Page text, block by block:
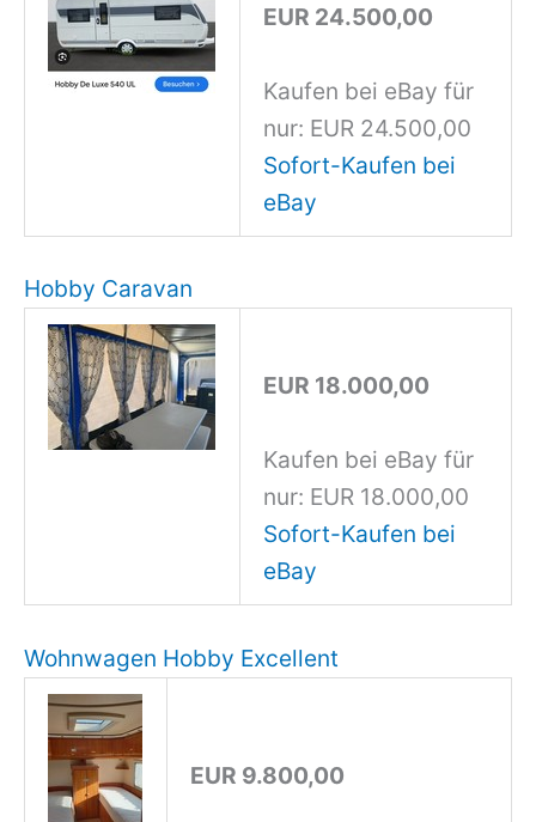
EUR 24.500,00
Kaufen bei eBay für
nur: EUR 24.500,00
Sofort-Kaufen bei
eBay
Hobby Caravan
EUR 18.000,00
Kaufen bei eBay für
nur: EUR 18.000,00
Sofort-Kaufen bei
eBay
Wohnwagen Hobby Excellent
EUR 9.800,00